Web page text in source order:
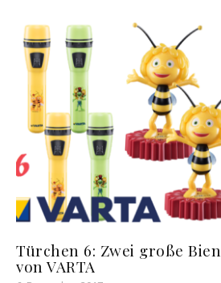
Türchen 6: Zwei große
von VARTA